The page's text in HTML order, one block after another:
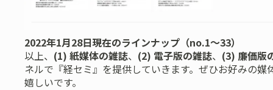
2022年1月28日現在のラインナップ（no.1～33）
以上、 (1) 紙媒体の雑誌、 (2) 電子版の雑誌、 (3) 廉価版
ネルで『経セミ』を提供していきます。ぜひお好みの
嬉しいです。